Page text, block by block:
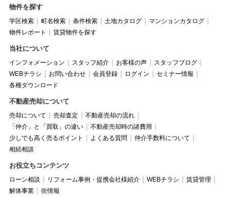
物件を探す
学区検索 町名検索 条件検索 土地カタログ
マンションカタログ
物件レポート
賃貸物件を探す
当社について
インフォメーション スタッフ紹介 お客様の声
スタッフブログ
WEBチラシ
お問い合わせ 会員登録 ログイン
セミナー情報
各種ダウンロード
不動産売却について
売却について 売却査定
不動産売却の流れ
「仲介」と「買取」の違い
不動産売却時の諸費用
少しでも高く売るポイント
よくある質問
仲介手数料について
相続相談
お役立ちコンテンツ
ローン相談 リフォーム事例・提携会社様紹介 WEBチラシ
賃貸管理
解体事業
街情報